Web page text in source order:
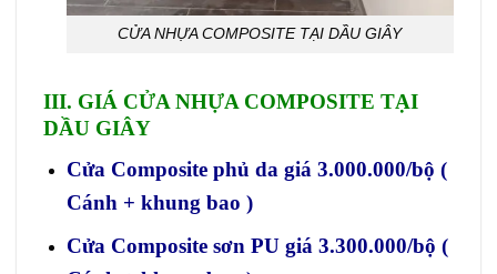
CỬA NHỰA COMPOSITE TẠI DẦU GIÂY
III. GIÁ CỬA NHỰA COMPOSITE TẠI
DẦU GIÂY
Cửa Composite phủ da giá 3.000.000/bộ (
Cánh + khung bao )
Cửa Composite sơn PU giá 3.300.000/bộ (